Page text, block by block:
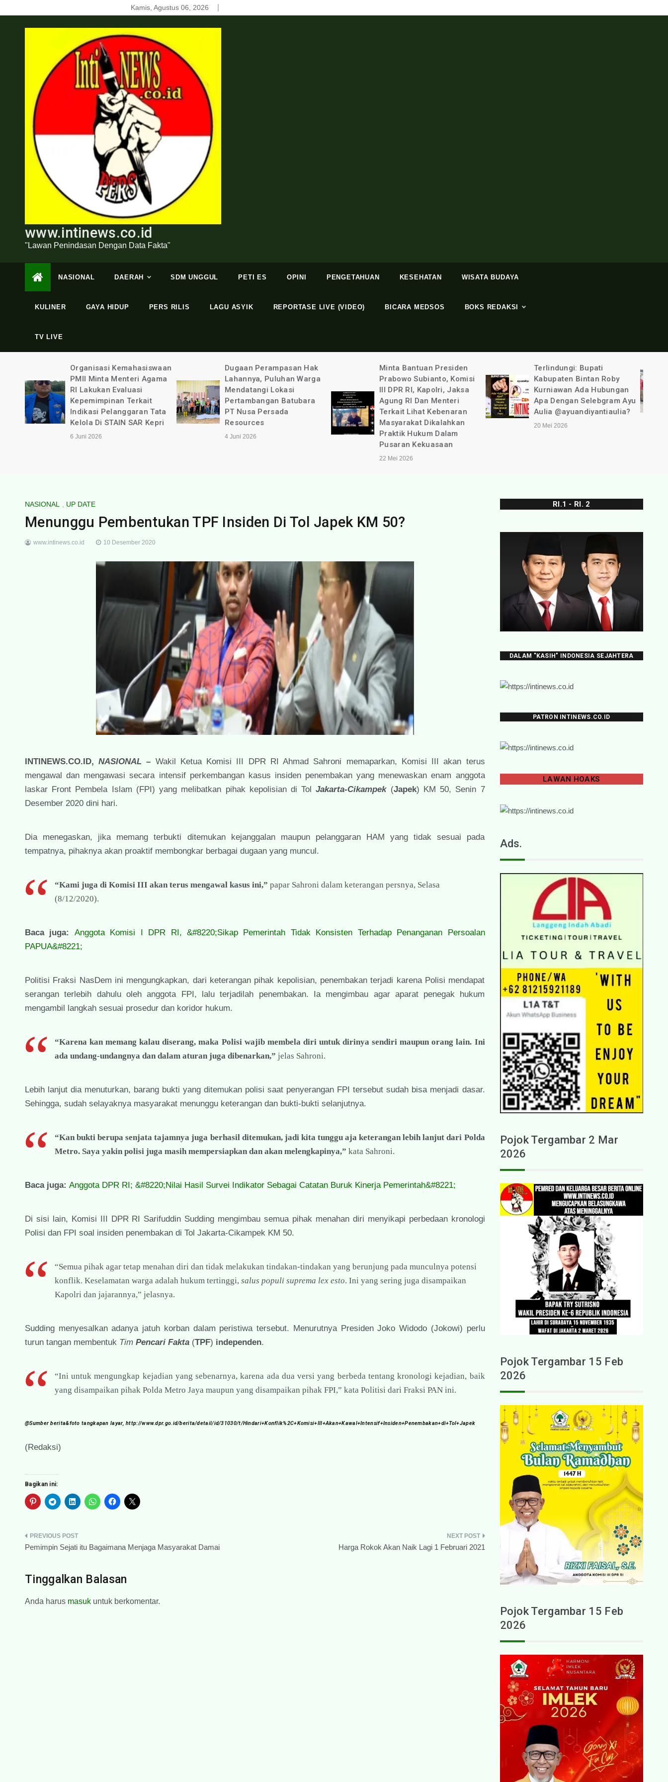
to
content
Kamis, Agustus 06, 2026
www.intinews.co.id
"Lawan Penindasan Dengan Data Fakta"
NASIONAL DAERAH SDM UNGGUL PETI ES OPINI PENGETAHUAN KESEHATAN WISATA BUDAYA
KULINER GAYA HIDUP PERS RILIS LAGU ASYIK REPORTASE LIVE (VIDEO) BICARA MEDSOS BOKS REDAKSI
TV LIVE
Dugaan Perampasan Hak
Lahannya, Puluhan Warga
Mendatangi Lokasi
Pertambangan Batubara
PT Nusa Persada
Resources
4 Juni 2026
Minta Bantuan Presiden
Prabowo Subianto, Komisi
III DPR RI, Kapolri, Jaksa
Agung RI Dan Menteri
Terkait Lihat Kebenaran
Masyarakat Dikalahkan
Praktik Hukum Dalam
Terlindungi: Bupati
Kabupaten Bintan Roby
Kurniawan Ada Hubungan
Apa Dengan Selebgram Ayu
Aulia @ayuandiyantiaulia?
20 Mei 2026
Tim PLN UP3
Tanjungpinang “Ditemani”
Polisi Bergerak Cepat
Ungkap Pencurian Listirk
6 Mei 2026
NASIONAL UP DATE
Menunggu Pembentukan TPF Insiden Di Tol Japek KM 50?
www.intinews.co.id 10 Desember 2020
INTINEWS.CO.ID,NASIONAL – Wakil Ketua Komisi III DPR RI Ahmad Sahroni memaparkan, Komisi III akan terus
mengawal dan mengawasi secara intensif perkembangan kasus insiden penembakan yang menewaskan enam anggota
laskar Front Pembela Islam (FPI) yang melibatkan pihak kepolisian di TolJakarta-Cikampek(Japek) KM 50, Senin 7
Desember 2020 dini hari.
Dia menegaskan, jika memang terbukti ditemukan kejanggalan maupun pelanggaran HAM yang tidak sesuai pada
tempatnya, pihaknya akan proaktif membongkar berbagai dugaan yang muncul.
“Kami juga di Komisi III akan terus mengawal kasus ini,” papar Sahroni dalam keterangan persnya, Selasa
(8/12/2020).
Baca juga: Anggota Komisi I DPR RI, &#8220;Sikap Pemerintah Tidak Konsisten Terhadap Penanganan Persoalan
PAPUA&#8221;
Politisi Fraksi NasDem ini mengungkapkan, dari keterangan pihak kepolisian, penembakan terjadi karena Polisi mendapat
serangan terlebih dahulu oleh anggota FPI, lalu terjadilah penembakan. Ia mengimbau agar aparat penegak hukum
mengambil langkah sesuai prosedur dan koridor hukum.
“Karena kan memang kalau diserang, maka Polisi wajib membela diri untuk dirinya sendiri maupun orang lain. Ini
ada undang-undangnya dan dalam aturan juga dibenarkan,” jelas Sahroni.
Lebih lanjut dia menuturkan, barang bukti yang ditemukan polisi saat penyerangan FPI tersebut sudah bisa menjadi dasar.
Sehingga, sudah selayaknya masyarakat menunggu keterangan dan bukti-bukti selanjutnya.
“Kan bukti berupa senjata tajamnya juga berhasil ditemukan, jadi kita tunggu aja keterangan lebih lanjut dari Polda
Metro. Saya yakin polisi juga masih mempersiapkan dan akan melengkapinya,” kata Sahroni.
Baca juga: Anggota DPR RI; &#8220;Nilai Hasil Survei Indikator Sebagai Catatan Buruk Kinerja Pemerintah&#8221;
Di sisi lain, Komisi III DPR RI Sarifuddin Sudding mengimbau semua pihak menahan diri menyikapi perbedaan kronologi
Polisi dan FPI soal insiden penembakan di Tol Jakarta-Cikampek KM 50.
“Semua pihak agar tetap menahan diri dan tidak melakukan tindakan-tindakan yang berunjung pada munculnya potensi
konflik. Keselamatan warga adalah hukum tertinggi, salus populi suprema lex esto. Ini yang sering juga disampaikan
Kapolri dan jajarannya,” jelasnya.
Sudding menyesalkan adanya jatuh korban dalam peristiwa tersebut. Menurutnya Presiden Joko Widodo (Jokowi) perlu
turun tangan membentuk Tim Pencari Fakta (TPF) independen.
“Ini untuk mengungkap kejadian yang sebenarnya, karena ada dua versi yang berbeda tentang kronologi kejadian, baik
yang disampaikan pihak Polda Metro Jaya maupun yang disampaikan pihak FPI,” kata Politisi dari Fraksi PAN ini.
@Sumber berita&foto tangkapan layar, http://www.dpr.go.id/berita/detail/id/31030/t/Hindari+Konflik%2C+Komisi+III+Akan+Kawal+Intensif+Insiden+Penembakan+di+Tol+Japek
(Redaksi)
Bagikan ini:
Navigasi
Pemimpin Sejati itu Bagaimana Menjaga Masyarakat Damai Harga Rokok Akan Naik Lagi 1 Februari 2021
Tinggalkan Balasan
Anda harus masuk untuk berkomentar.
RI.1 - RI. 2
DALAM "KASIH" INDONESIA SEJAHTERA
PATRON INTINEWS.CO.ID
LAWAN HOAKS
Ads.
Pojok Tergambar 2 Mar
2026
Pojok Tergambar 15 Feb
2026
Pojok Tergambar 15 Feb
2026